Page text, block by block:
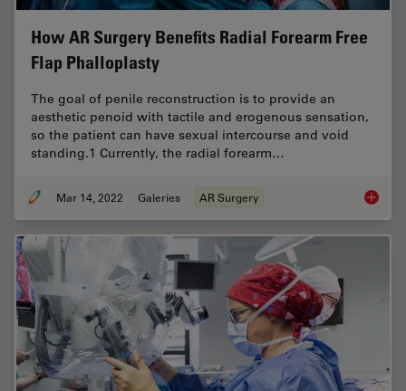
How AR Surgery Benefits Radial Forearm Free
Flap Phalloplasty
The goal of penile reconstruction is to provide an
aesthetic penoid with tactile and erogenous sensation,
so the patient can have sexual intercourse and void
standing.1 Currently, the radial forearm…
Mar 14, 2022 Galeries AR Surgery How